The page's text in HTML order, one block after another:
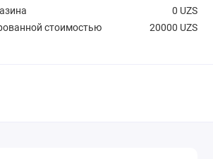
0 UZS
стоимостью
20000 UZS